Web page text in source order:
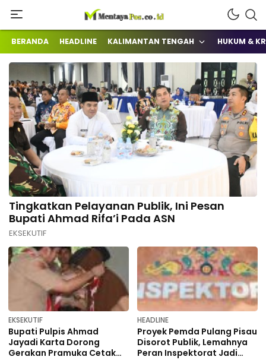
mentayapos.co.id
Terkini Mengabarkan
BERANDA HEADLINE KALIMANTAN TENGAH HUKUM &
Tingkatkan Pelayanan Publik, Ini Pesan
Bupati Ahmad Rifa’i Pada ASN
EKSEKUTIF
EKSEKUTIF
Bupati Pulpis Ahmad
Jayadi Karta Dorong
Gerakan Pramuka Cetak
HEADLINE
Proyek Pemda Pulang Pisau
Disorot Publik, Lemahnya
Peran Inspektorat Jadi